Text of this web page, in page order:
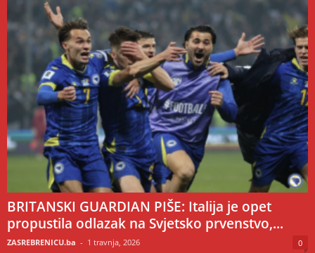
BRITANSKI GUARDIAN PIŠE: Italija je opet
propustila odlazak na Svjetsko prvenstvo,...
ZASREBRENICU.ba - 1 travnja, 2026 0